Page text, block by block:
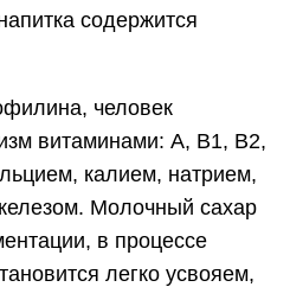
содержится
человек
витаминами: А, В1, В2,
калием, натрием,
Молочный сахар
в процессе
легко усвояем,